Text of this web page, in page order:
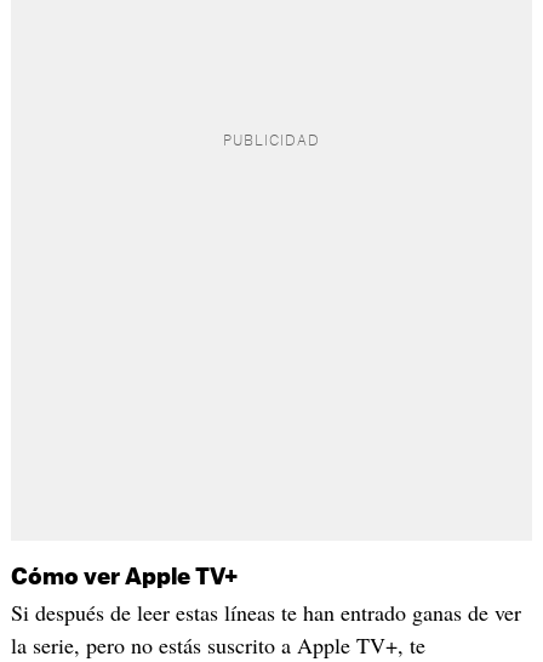
Cómo ver Apple TV+
Si después de leer estas líneas te han entrado ganas de ver
la serie, pero no estás suscrito a Apple TV+, te